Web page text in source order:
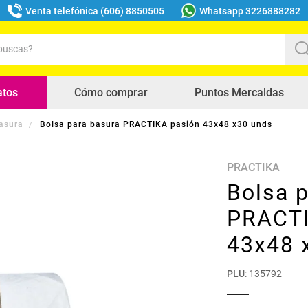
Venta telefónica (606) 8850505 Whatsapp 3226888282
Cómo comprar Puntos Mercaldas
Bolsa para basura PRACTIKA pasión 43x48 x30 unds
PRACTIKA
Bolsa
43x48
PLU: 135792
buscados